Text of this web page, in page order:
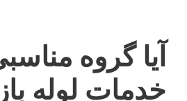
آیا گروه
خدمات لوله